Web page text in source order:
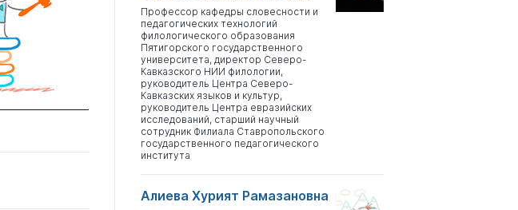
Профессор кафедры словесности и
педагогических технологий
филологического образования
Пятигорского государственного
университета, директор Северо-
Кавказского НИИ филологии,
руководитель Центра Северо-
Кавказских языков и культур,
руководитель Центра евразийских
исследований, старший научный
сотрудник Филиала Ставропольского
государственного педагогического
института
Алиева Хурият Рамазановна